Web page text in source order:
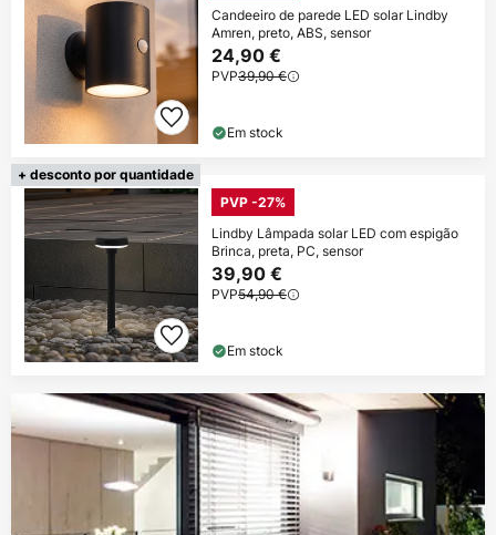
Candeeiro de parede LED solar Lindby
Amren, preto, ABS, sensor
24,90 €
PVP39,90 €
Em stock
+ desconto por quantidade
PVP -27%
Lindby Lâmpada solar LED com espigão
Brinca, preta, PC, sensor
39,90 €
PVP54,90 €
Em stock